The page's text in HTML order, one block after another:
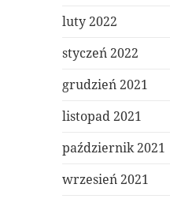
luty 2022
styczeń 2022
grudzień 2021
listopad 2021
październik 2021
wrzesień 2021